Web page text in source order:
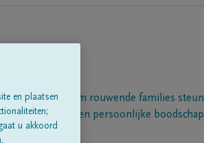
Een platform om rouwende families steun
betuigen met een persoonlijke boodschap
en plaatsen
u akkoord